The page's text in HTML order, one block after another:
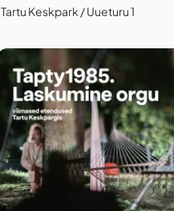
Tartu Keskpark / Uueturu 1